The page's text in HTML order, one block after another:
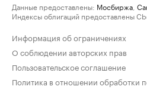
Данные предоставлены: Мосбиржа
Индексы облигаций предоставлены
Информация об ограничениях
О соблюдении авторских прав
Пользовательское соглашение
Политика в отношении обработки